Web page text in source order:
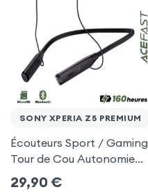
SONY XPERIA Z5 PREMIUM
Écouteurs Sport / Gaming
Tour de Cou Autonomie
160h Acefast pour Sony
29,90 €